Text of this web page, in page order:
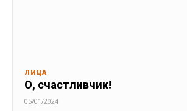
ЛИЦА
О, счастливчик!
05/01/2024